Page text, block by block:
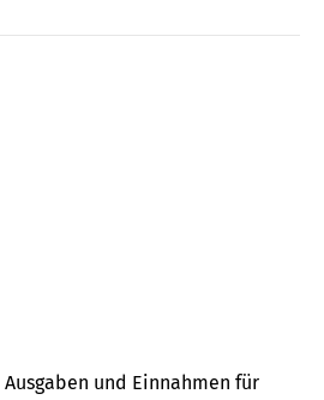
und Ein­nahmen für